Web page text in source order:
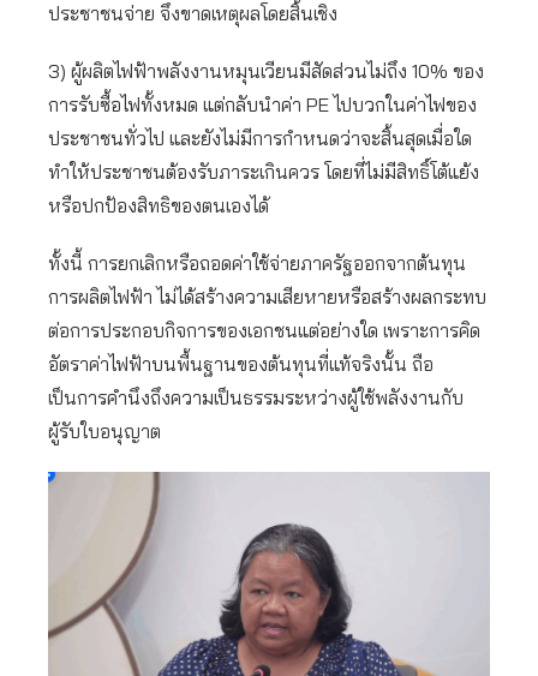
ประชาชนจ่าย จึงขาดเหตุผลโดยสิ้นเชิง
3) ผู้ผลิตไฟฟ้าพลังงานหมุนเวียนมีสัดส่วนไม่ถึง 10% ของ
การรับซื้อไฟทั้งหมด แต่กลับนำค่า PE ไปบวกในค่าไฟของ
ประชาชนทั่วไป และยังไม่มีการกำหนดว่าจะสิ้นสุดเมื่อใด
ทำให้ประชาชนต้องรับภาระเกินควร โดยที่ไม่มีสิทธิ์โต้แย้ง
หรือปกป้องสิทธิของตนเองได้
ทั้งนี้ การยกเลิกหรือถอดค่าใช้จ่ายภาครัฐออกจากต้นทุน
การผลิตไฟฟ้า ไม่ได้สร้างความเสียหายหรือสร้างผลกระทบ
ต่อการประกอบกิจการของเอกชนแต่อย่างใด เพราะการคิด
อัตราค่าไฟฟ้าบนพื้นฐานของต้นทุนที่แท้จริงนั้น ถือ
เป็นการคำนึงถึงความเป็นธรรมระหว่างผู้ใช้พลังงานกับ
ผู้รับใบอนุญาต